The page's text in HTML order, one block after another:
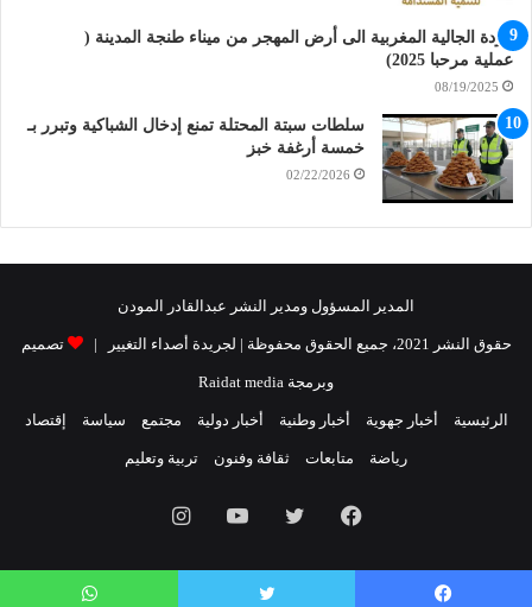
عودة الجالية المغربية الى أرض المهجر من ميناء طنجة المدينة (
عملية مرحبا 2025)
08/19/2025
سلطات سبتة المحتلة تمنع إدخال الشباكية وتبرر بـ
خمسة أرغفة خبز
02/22/2026
المدير المسؤول ومدير النشر عبدالقادر المودن
حقوق النشر 2021، جميع الحقوق محفوظة | لجريدة أصداء التغيير | تصميم
وبرمجة Raidat media
الرئيسية أخبار جهوية أخبار وطنية أخبار دولية مجتمع سياسة إقتصاد
رياضة متابعات ثقافة وفنون تربية وتعليم
فيسبوك تويتر يوتيوبانستقرام